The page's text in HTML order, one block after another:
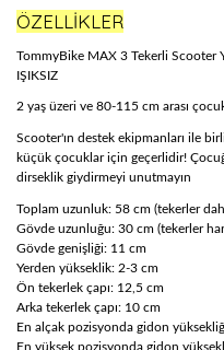
ÖZELLİKLER
TommyBike MAX 3 Tekerli Scooter
IŞIKSIZ
2 yaş üzeri ve 80-115 cm arası
Scooter'ın destek ekipmanları ile
küçük çocuklar için geçerlidir!
dirseklik giydirmeyi unutmayın
Toplam uzunluk: 58 cm (tekerler
Gövde uzunluğu: 30 cm (tekerler
Gövde genişliği: 11 cm
Yerden yükseklik: 2-3 cm
Ön tekerlek çapı: 12,5 cm
Arka tekerlek çapı: 10 cm
En alçak pozisyonda gidon
En yüksek pozisyonda gidon